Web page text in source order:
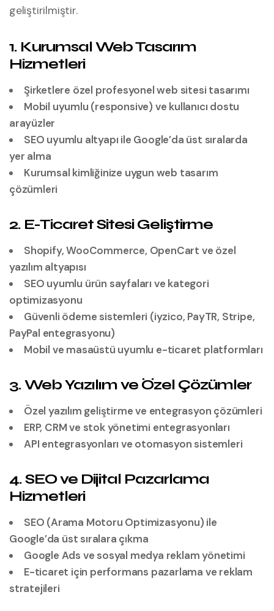
geliştirilmiştir.
1. Kurumsal Web Tasarım
Hizmetleri
Şirketlere özel profesyonel web sitesi tasarımı
Mobil uyumlu (responsive) ve kullanıcı dostu
arayüzler
SEO uyumlu altyapı ile Google’da üst sıralarda
yer alma
Kurumsal kimliğinize uygun web tasarım
çözümleri
2. E-Ticaret Sitesi Geliştirme
Shopify, WooCommerce, OpenCart ve özel
yazılım altyapısı
SEO uyumlu ürün sayfaları ve kategori
optimizasyonu
Güvenli ödeme sistemleri (iyzico, PayTR, Stripe,
PayPal entegrasyonu)
Mobil ve masaüstü uyumlu e-ticaret platformları
3. Web Yazılım ve Özel Çözümler
Özel yazılım geliştirme ve entegrasyon çözümleri
ERP, CRM ve stok yönetimi entegrasyonları
API entegrasyonları ve otomasyon sistemleri
4. SEO ve Dijital Pazarlama
Hizmetleri
SEO (Arama Motoru Optimizasyonu) ile
Google’da üst sıralara çıkma
Google Ads ve sosyal medya reklam yönetimi
E-ticaret için performans pazarlama ve reklam
stratejileri